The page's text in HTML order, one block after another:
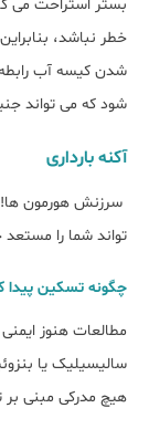
بستر استراحت می
خطر نباشد،
شدن کیسه آب
شود که می تواند
آکنه بارداری
سرزنش هورمون
تواند شما را
چگونه تسکین پیدا
مطالعات هنوز
سالیسیلیک یا
هیچ مدرکی مبنی بر